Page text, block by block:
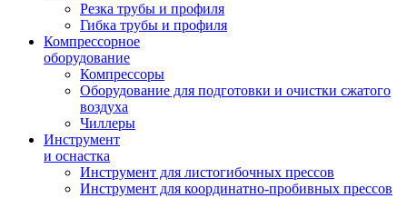
Резка трубы и профиля
Гибка трубы и профиля
Компрессорное
оборудование
Компрессоры
Оборудование для подготовки и очистки сжатого
воздуха
Чиллеры
Инструмент
и оснастка
Инструмент для листогибочных прессов
Инструмент для координатно-пробивных прессов